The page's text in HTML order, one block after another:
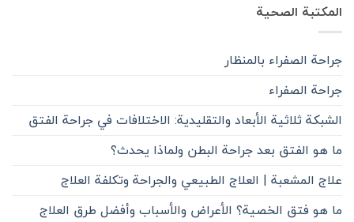
المكتبة الصحية
جراحة الصفراء بالمنظار
جراحة الصفراء
الشبكة ثلاثية الأبعاد والتقليدية: الاختلافات في جراحة الفتق
ما هو الفتق بعد جراحة البطن ولماذا يحدث؟
علاج المشعبة | العلاج الطبيعي والجراحة وتكلفة العلاج
ما هو فتق الخصية؟ الأعراض والأسباب وأفضل طرق العلاج